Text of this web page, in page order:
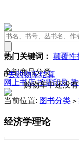
热门关键词： 颠覆性
0去购物车结算
购物车中还没
全部商品分类
网上书店按需印刷
当前位置: 图书分类 >
经济学理论